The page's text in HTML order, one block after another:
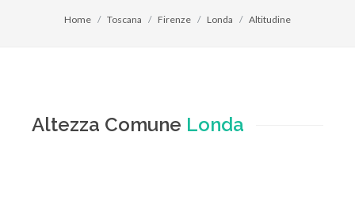
Home Toscana Firenze Londa Altitudine
Altezza Comune Londa